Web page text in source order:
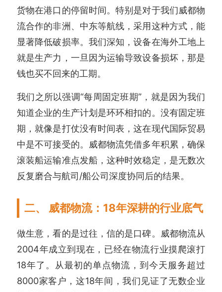
货物在港口的停留时间。特别是对于我们威都物
流合作的非洲、中东等航线，采用这种方式，能
显著降低破损率。我们深知，设备在海外工地上
就是生产力，一旦因为运输导致设备损坏，那是
钱也买不回来的工期。
我们之所以强调“每周固定班期”，就是因为我们
知道企业的生产计划是环环相扣的。没有固定班
期，就像是打仗没有时间表，这在现代国际贸易
中是不可接受的。威都物流凭借多年积累，确保
滚装船运输准点发船，这种时效稳定，是无数次
反复磨合与航司/船公司深度协同后的结果。
二、 威都物流：18年深耕的行业底气
做生意，看的是过往，信的是口碑。威都物流从
2004年成立到现在，已经在物流行业摸爬滚打
18年了。从最初的单点物流，到今天服务超过
8000家客户，这18年间，我们见证了无数企业